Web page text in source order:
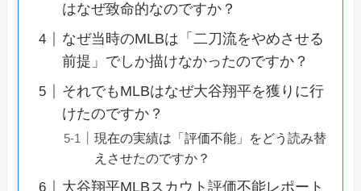
はなぜ致命的なのですか？
なぜ当時のMLBは「二刀流をやめさせる
前提」でしか描けなかったのですか？
それでもMLBはなぜ大谷翔平を獲りに行
けたのですか？
現在の実績は「評価不能」をどう読み替
えさせたのですか？
大谷翔平MLBスカウト評価不能レポート